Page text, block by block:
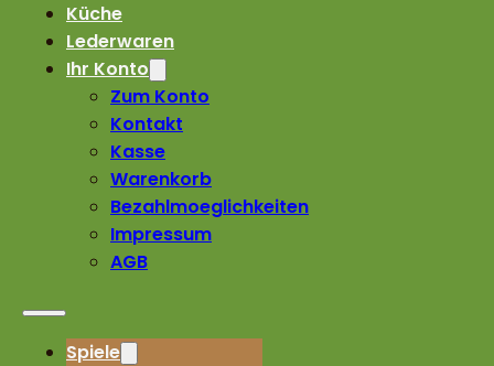
Küche
Lederwaren
Ihr Konto
Zum Konto
Kontakt
Kasse
Warenkorb
Bezahlmoeglichkeiten
Impressum
AGB
Spiele